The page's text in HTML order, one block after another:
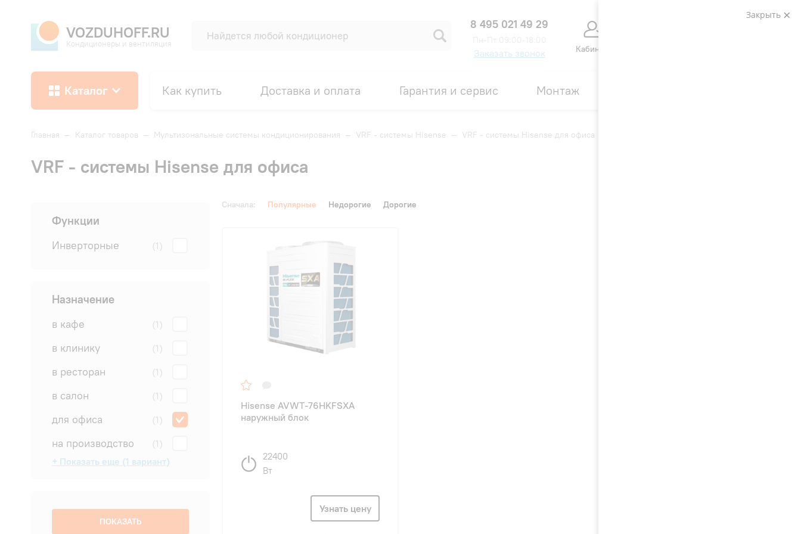
VOZDUHOFF.RU
Кондиционеры и вентиляция
8 495 021 49 29
Заказать звонок Кабинет
Каталог Как купить Доставка и оплата Гарантия и сервис Монтаж
Главная — Каталог товаров — Мультизональные системы кондиционирования — VRF - системы Hisense — VRF - системы Hisense для офиса
VRF - системы Hisense для офиса
Функции
Инверторные (1)
Назначение
в кафе (1)
в клинику (1)
в ресторан (1)
в салон (1)
для офиса (1)
на производство (1)
на склад (1)
+ Показать еще (1 вариант)
Сначала: Популярные Недорогие Дорогие
Hisense AVWT-76HKFSXA
наружный блок
22400
Вт
Узнать цену
Закрыть